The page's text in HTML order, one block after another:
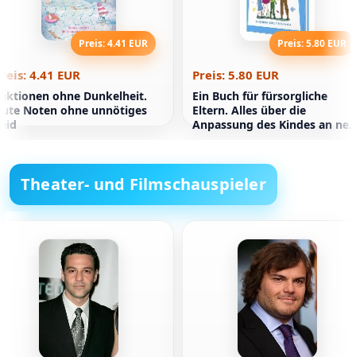
Preis: 4.41 EUR
4.41 EUR
ohne Dunkelheit.
Noten ohne unnötiges
Preis: 5.80 EUR
Preis: 5.80 EUR
Ein Buch für fürsorgliche
Eltern. Alles über die
Anpassung des Kindes an
Theater- und Filmschauspieler